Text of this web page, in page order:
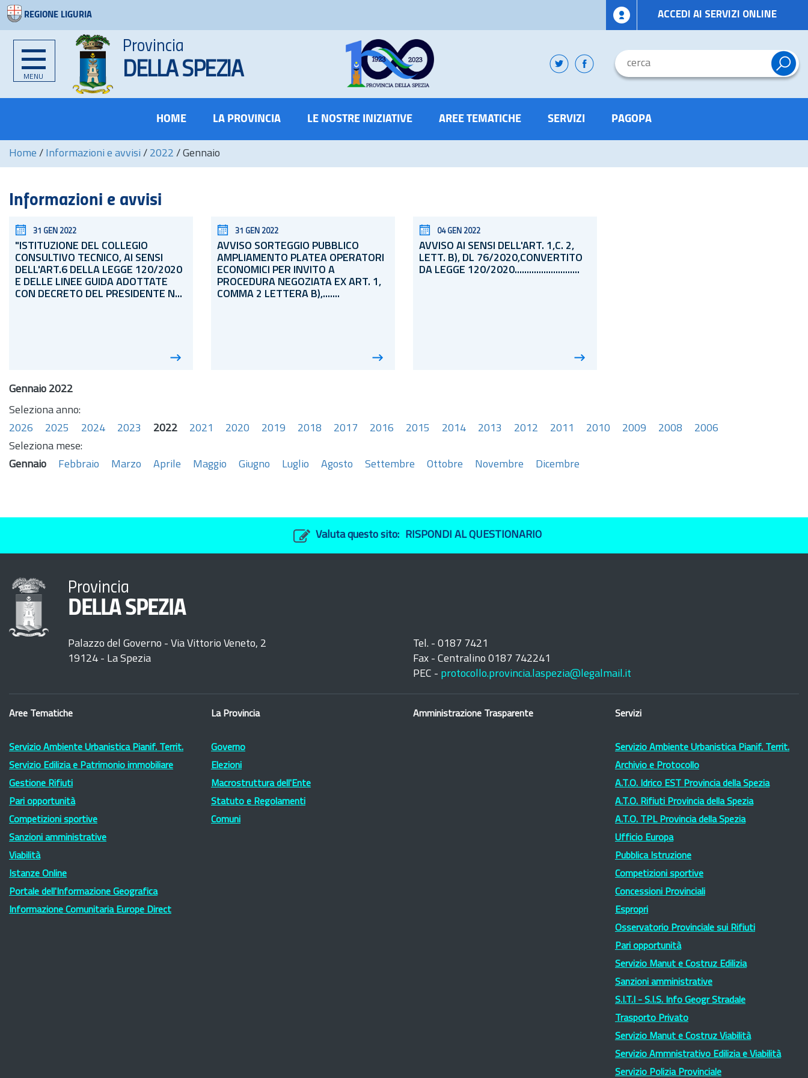
REGIONE LIGURIA ACCEDI AI SERVIZI ONLINE
MENU
Provincia
DELLA SPEZIA
HOME LA PROVINCIA LE NOSTRE INIZIATIVE AREE TEMATICHE SERVIZI PAGOPA
Home / Informazioni e avvisi / 2022 / Gennaio
Informazioni e avvisi
31 GEN 2022
"ISTITUZIONE DEL COLLEGIO
CONSULTIVO TECNICO, AI SENSI
DELL'ART.6 DELLA LEGGE 120/2020
E DELLE LINEE GUIDA ADOTTATE
CON DECRETO DEL PRESIDENTE N...
31 GEN 2022
AVVISO SORTEGGIO PUBBLICO
AMPLIAMENTO PLATEA OPERATORI
ECONOMICI PER INVITO A
PROCEDURA NEGOZIATA EX ART. 1,
COMMA 2 LETTERA B),.......
04 GEN 2022
AVVISO AI SENSI DELL'ART. 1,C. 2,
LETT. B), DL 76/2020,CONVERTITO
DA LEGGE 120/2020...........................
Gennaio 2022
Seleziona anno:
2026
2025 2024 2023 2022 2021 2020 2019 2018 2017 2016 2015 2014 2013 2012 2011 2010 2009 2008
2006
Seleziona mese:
Gennaio
Febbraio Marzo Aprile Maggio Giugno Luglio Agosto Settembre Ottobre Novembre Dicembre
Valuta questo sito: RISPONDI AL QUESTIONARIO
Provincia
DELLA SPEZIA
Palazzo del Governo - Via Vittorio Veneto, 2
19124 - La Spezia
Tel. - 0187 7421
Fax - Centralino 0187 742241
PEC - protocollo.provincia.laspezia@legalmail.it
Aree Tematiche
Servizio Ambiente Urbanistica Pianif. Territ.
Servizio Edilizia e Patrimonio immobiliare
Gestione Rifiuti
Pari opportunità
Competizioni sportive
Sanzioni amministrative
Viabilità
Istanze Online
Portale dell'Informazione Geografica
Informazione Comunitaria Europe Direct
La Provincia
Governo
Elezioni
Macrostruttura dell'Ente
Statuto e Regolamenti
Comuni
Amministrazione Trasparente Servizi
Servizio Ambiente Urbanistica Pianif. Territ.
Archivio e Protocollo
A.T.O. Idrico EST Provincia della Spezia
A.T.O. Rifiuti Provincia della Spezia
A.T.O. TPL Provincia della Spezia
Ufficio Europa
Pubblica Istruzione
Competizioni sportive
Concessioni Provinciali
Espropri
Osservatorio Provinciale sui Rifiuti
Pari opportunità
Servizio Manut e Costruz Edilizia
Sanzioni amministrative
S.I.T.I - S.I.S. Info Geogr Stradale
Trasporto Privato
Servizio Manut e Costruz Viabilità
Servizio Ammnistrativo Edilizia e Viabilità
Servizio Polizia Provinciale